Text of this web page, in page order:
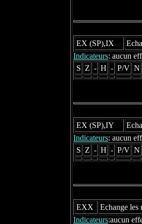
EX (SP),IX
Indicateurs: aucun
S Z - H - P/V N
EX (SP),IY
Indicateurs: aucun
S Z - H - P/V N
EXX
Echange les
Indicateurs:aucun